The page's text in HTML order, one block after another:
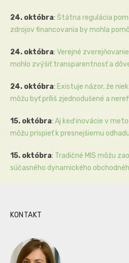
24. októbra: Štátna regulácia
zdrojov financovania by mohla
24. októbra: Verejné
mohlo zvýšiť transparentnosť a
24. októbra: Existuje názor, že
môžu byť príliš zjednodušené a
15. októbra: Aj keď inovácie v
môžu prispieť k presnejšiemu
15. októbra: Tradičné MIS môžu
súčasného dynamického
KONTAKT